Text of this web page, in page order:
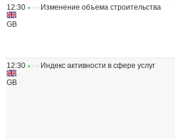
12:30
GB
Изменение объема строительства
12:30
GB
Индекс активности в сфере услуг